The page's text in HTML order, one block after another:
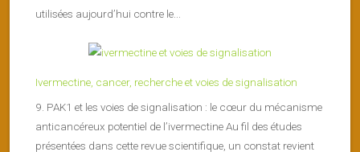
utilisées aujourd’hui contre le...
Ivermectine, cancer, recherche et voies de signalisation
9. PAK1 et les voies de signalisation : le cœur du mécanisme
anticancéreux potentiel de l’ivermectine Au fil des études
présentées dans cette revue scientifique, un constat revient